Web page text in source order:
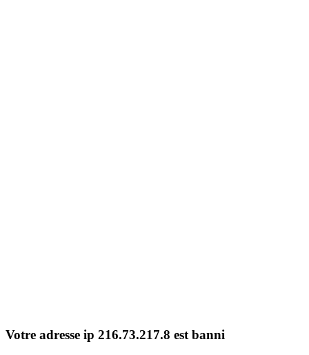
Votre adresse ip 216.73.217.8 est banni